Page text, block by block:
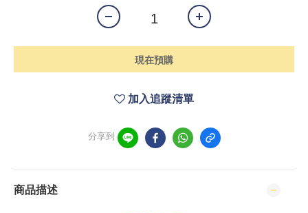
現在預購
加入追蹤清單
分享到
商品描述